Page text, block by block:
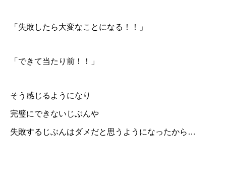
「失敗したら大変なことになる！！」
「できて当たり前！！」
そう感じるようになり
完璧にできないじぶんや
失敗するじぶんはダメだと思うようになったから…